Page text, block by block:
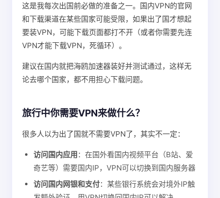
这是我每次出国前必做的准备之一。国内VPN的官网
和下载渠道在某些国家可能受限，如果出了国才想起
要装VPN，可能下载页面都打不开（或者你需要先连
VPN才能下载VPN，死循环）。
建议在国内就把海鸥加速器装好并测试通过，这样无
论去哪个国家，都不用担心下载问题。
旅行中你需要VPN来做什么？
很多人以为出了国就不需要VPN了，其实不一定：
访问国内应用：在国外看国内视频平台（B站、爱
奇艺等）需要国内IP，VPN可以切换到国内服务器
访问国内网银和支付：某些银行系统会对境外IP触